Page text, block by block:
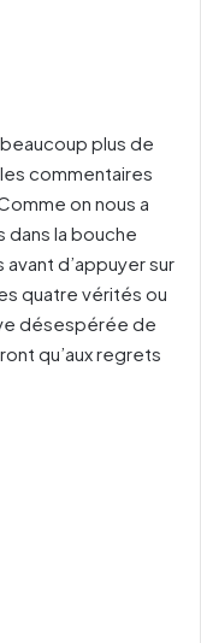
plus de
commentaires
on nous a
dans la bouche
d’appuyer sur
quatre vérités ou
désespérée de
qu’aux regrets